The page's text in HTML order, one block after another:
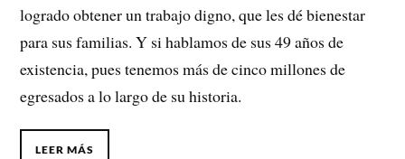
logrado obtener un trabajo digno, que les dé bienestar
para sus familias. Y si hablamos de sus 49 años de
existencia, pues tenemos más de cinco millones de
egresados a lo largo de su historia.
LEER MÁS